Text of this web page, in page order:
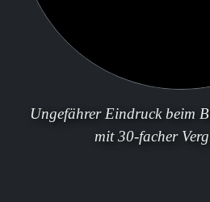
Ungefährer Eindruck beim
mit 30-facher